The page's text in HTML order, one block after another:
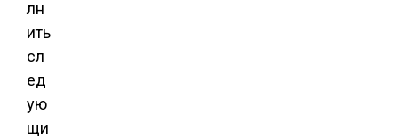
лн
ить
сл
ед
ую
щи